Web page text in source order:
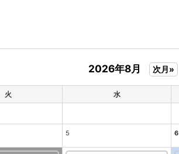
2026年8月 次月»
火 水
5 6